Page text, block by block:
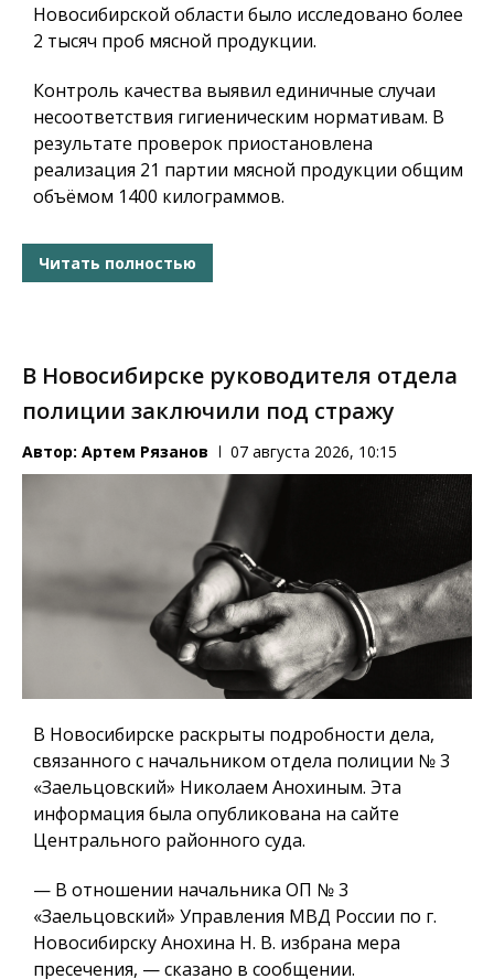
Новосибирской области было исследовано более
2 тысяч проб мясной продукции.
Контроль качества выявил единичные случаи
несоответствия гигиеническим нормативам. В
результате проверок приостановлена
реализация 21 партии мясной продукции общим
объёмом 1400 килограммов.
Читать полностью
В Новосибирске руководителя отдела
полиции заключили под стражу
Автор: Артем Рязанов 07 августа 2026, 10:15
В Новосибирске раскрыты подробности дела,
связанного с начальником отдела полиции № 3
«Заельцовский» Николаем Анохиным. Эта
информация была опубликована на сайте
Центрального районного суда.
— В отношении начальника ОП № 3
«Заельцовский» Управления МВД России по г.
Новосибирску Анохина Н. В. избрана мера
пресечения, — сказано в сообщении.